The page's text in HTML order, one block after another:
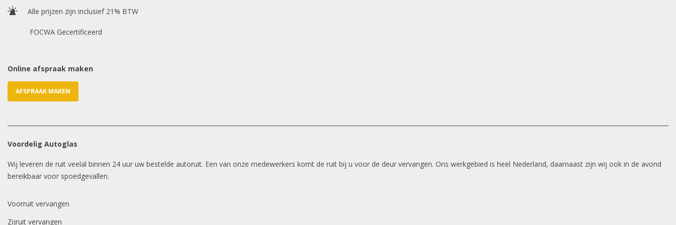
Alle prijzen zijn inclusief 21% BTW
FOCWA Gecertificeerd
Online afspraak maken
AFSPRAAK MAKEN
Voordelig Autoglas
Wij leveren de ruit veelal binnen 24 uur uw bestelde autoruit. Een van onze medewerkers komt de ruit bij u voor de deur vervangen. Ons werkgebied is heel Nederland, daarnaast zijn wij ook in de avond
bereikbaar voor spoedgevallen.
Voorruit vervangen
Zijruit vervangen